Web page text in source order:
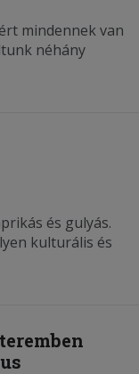
mindennek van
néhány
roncsolódjon.
és gulyás.
kulturális és
ezek a